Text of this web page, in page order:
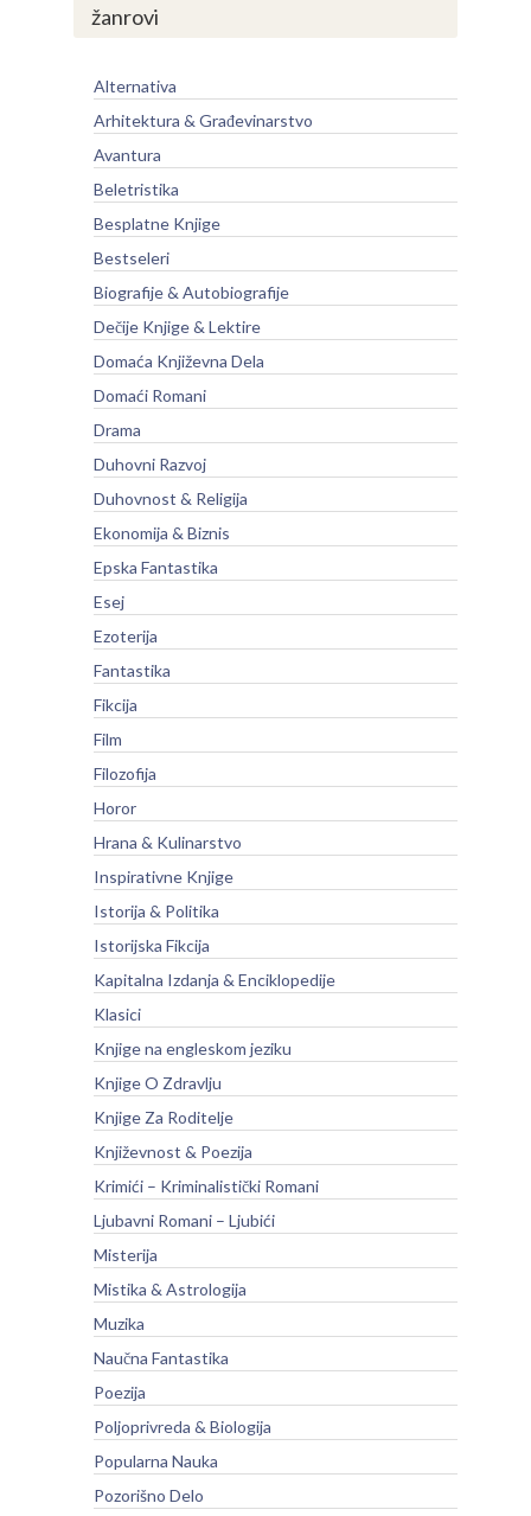
žanrovi
Alternativa
Arhitektura & Građevinarstvo
Avantura
Beletristika
Besplatne Knjige
Bestseleri
Biografije & Autobiografije
Dečije Knjige & Lektire
Domaća Književna Dela
Domaći Romani
Drama
Duhovni Razvoj
Duhovnost & Religija
Ekonomija & Biznis
Epska Fantastika
Esej
Ezoterija
Fantastika
Fikcija
Film
Filozofija
Horor
Hrana & Kulinarstvo
Inspirativne Knjige
Istorija & Politika
Istorijska Fikcija
Kapitalna Izdanja & Enciklopedije
Klasici
Knjige na engleskom jeziku
Knjige O Zdravlju
Knjige Za Roditelje
Književnost & Poezija
Krimići – Kriminalistički Romani
Ljubavni Romani – Ljubići
Misterija
Mistika & Astrologija
Muzika
Naučna Fantastika
Poezija
Poljoprivreda & Biologija
Popularna Nauka
Pozorišno Delo